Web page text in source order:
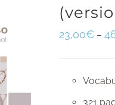
23,00€ –
321